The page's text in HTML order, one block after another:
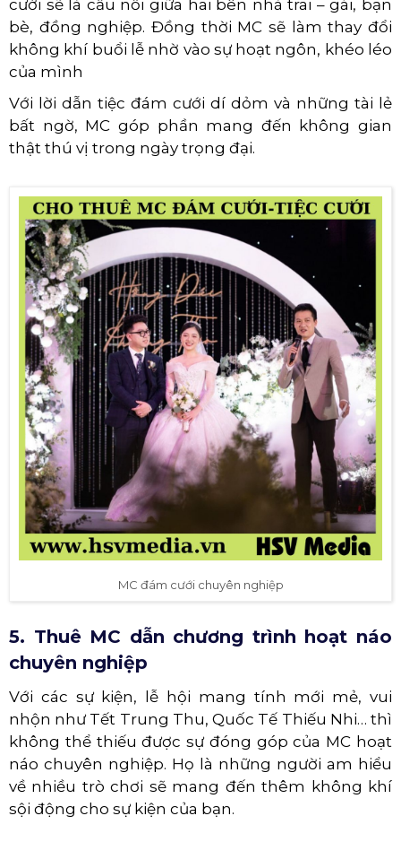
cưới sẽ là cầu nối giữa hai bên nhà trai – gái, bạn
bè, đồng nghiệp. Đồng thời MC sẽ làm thay đổi
không khí buổi lễ nhờ vào sự hoạt ngôn, khéo léo
của mình
Với lời dẫn tiệc đám cưới dí dỏm và những tài lẻ
bất ngờ, MC góp phần mang đến không gian
thật thú vị trong ngày trọng đại.
MC đám cưới chuyên nghiệp
5. Thuê MC dẫn chương trình hoạt náo
chuyên nghiệp
Với các sự kiện, lễ hội mang tính mới mẻ, vui
nhộn như Tết Trung Thu, Quốc Tế Thiếu Nhi… thì
không thể thiếu được sự đóng góp của MC hoạt
náo chuyên nghiệp. Họ là những người am hiểu
về nhiều trò chơi sẽ mang đến thêm không khí
sội động cho sự kiện của bạn.